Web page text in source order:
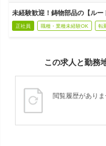
未経験歓迎！鋳物部品の【ル
正社員 職種・業種未経験OK 転
この求人と勤務
閲覧履歴があり